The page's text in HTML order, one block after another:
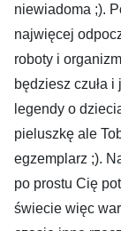
niewiadoma ;).
najwięcej
roboty i
będziesz czuła
legendy o
pieluszkę ale
egzemplarz ;).
po prostu Cię
świecie więc